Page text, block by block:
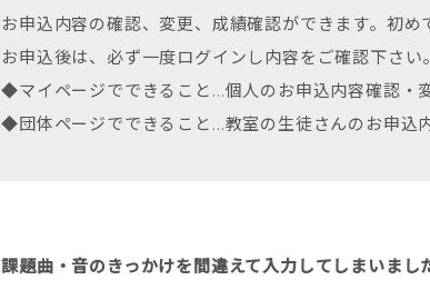
お申込内容の確認、変更、成績確認ができます。初
お申込後は、必ず一度ログインし内容をご確認下さい。
◆マイページでできること…個人のお申込内容確認・
◆団体ページでできること…教室の生徒さんのお申込
課題曲・音のきっかけを間違えて入力してしまいまし